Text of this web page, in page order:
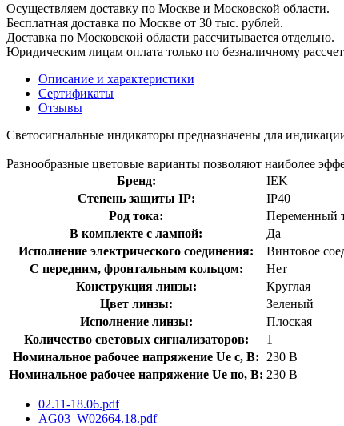
Осуществляем доставку по Москве и Московской области.
Бесплатная доставка по Москве от 30 тыс. рублей.
Доставка по Московской области рассчитывается отдельно.
Юридическим лицам оплата только по безналичному
Описание и характеристики
Сертификаты
Отзывы
Светосигнальные индикаторы предназначены для
Разнообразные цветовые варианты позволяют наиболее
Бренд:
IEK
Степень защиты IP:
IP40
Род тока:
Переменный
В комплекте с лампой:
Да
Исполнение электрического соединения:
Винтовое
С передним, фронтальным кольцом:
Нет
Конструкция линзы:
Круглая
Цвет линзы:
Зеленый
Исполнение линзы:
Плоская
Количество световых сигнализаторов:
1
Номинальное рабочее напряжение Ue с, В:
230 В
Номинальное рабочее напряжение Ue по, В: 230 В
02.11-18.06.pdf
AG03_W02664.18.pdf